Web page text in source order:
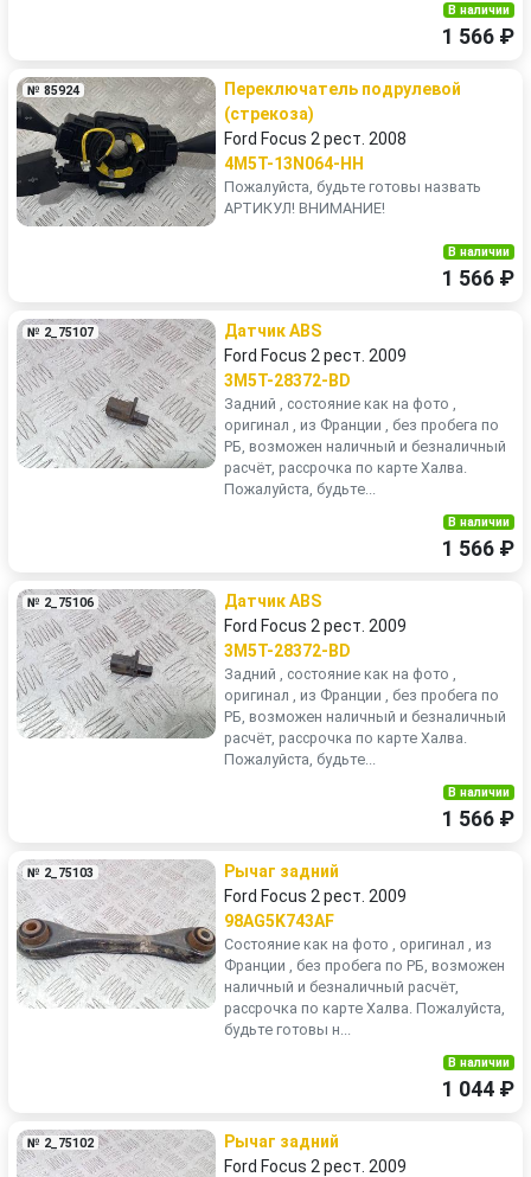
В наличии
1 566 ₽
№ 85924
Переключатель подрулевой
(стрекоза)
Ford Focus 2 рест. 2008
4M5T-13N064-HH
Пожалуйста, будьте готовы назвать
АРТИКУЛ! ВНИМАНИЕ!
В наличии
1 566 ₽
№ 2_75107
Датчик ABS
Ford Focus 2 рест. 2009
3M5T-28372-BD
Задний , состояние как на фото ,
оригинал , из Франции , без пробега по
РБ, возможен наличный и безналичный
расчёт, рассрочка по карте Халва.
Пожалуйста, будьте...
В наличии
1 566 ₽
№ 2_75106
Датчик ABS
Ford Focus 2 рест. 2009
3M5T-28372-BD
Задний , состояние как на фото ,
оригинал , из Франции , без пробега по
РБ, возможен наличный и безналичный
расчёт, рассрочка по карте Халва.
Пожалуйста, будьте...
В наличии
1 566 ₽
№ 2_75103
Рычаг задний
Ford Focus 2 рест. 2009
98AG5K743AF
Состояние как на фото , оригинал , из
Франции , без пробега по РБ, возможен
наличный и безналичный расчёт,
рассрочка по карте Халва. Пожалуйста,
будьте готовы н...
В наличии
1 044 ₽
№ 2_75102
Рычаг задний
Ford Focus 2 рест. 2009